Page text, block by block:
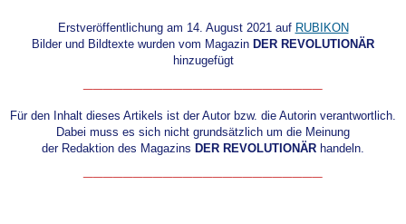
Erstveröffentlichung am 14. August 2021 auf RUBIKON
Bilder und Bildtexte wurden vom Magazin DER REVOLUTIONÄR
hinzugefügt
Für den Inhalt dieses Artikels ist der Autor bzw. die Autorin verantwortlich.
Dabei muss es sich nicht grundsätzlich um die Meinung
der Redaktion des Magazins DER REVOLUTIONÄR handeln.